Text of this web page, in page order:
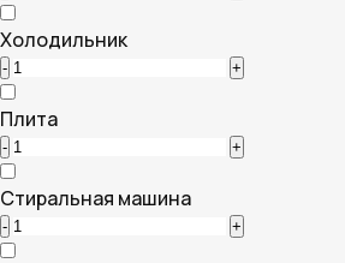
Холодильник
- +
Плита
- +
Стиральная машина
- +